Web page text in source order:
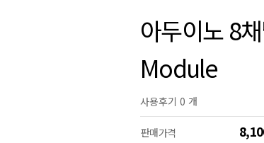
아두이노 8
Module
사용후기 0 개
판매가격